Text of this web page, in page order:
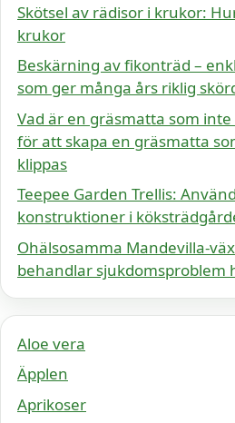
Skötsel av rädisor i krukor:
krukor
Beskärning av fikonträd –
som ger många års riklig
Vad är en gräsmatta som
för att skapa en gräsmatta
klippas
Teepee Garden Trellis:
konstruktioner i
Ohälsosamma Mandevilla-
behandlar sjukdomsproblem
Aloe vera
Äpplen
Aprikoser